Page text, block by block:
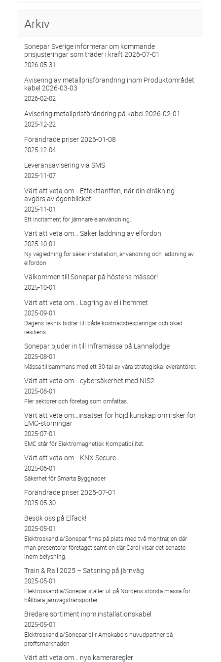
Arkiv
Sonepar Sverige informerar om kommande
prisjusteringar som träder i kraft 2026-07-01
2026-05-31
Avisering av metallprisförändring inom Produktområdet
kabel 2026-03-03
2026-02-02
Avisering metallprisförändring på kabel 2026-02-01
2025-12-22
Förändrade priser 2026-01-08
2025-12-04
Leveransavisering via SMS
2025-11-07
Värt att veta om… Effekttariffen, när din elräkning
avgörs av ögonblicket
2025-11-01
Ett incitament för jämnare elanvändning.
Värt att veta om… Säker laddning av elfordon
2025-10-01
Ny vägledning för säker installation, användning och laddning av
elfordon
Välkommen till Sonepar på höstens mässor!
2025-10-01
Värt att veta om... Lagring av el i hemmet
2025-09-01
Dagens teknik bidrar till både kostnadsbesparingar och ökad
resiliens.
Sonepar bjuder in till Inframässa på Lannalodge
2025-08-01
Mässa tillsammans med ett 30-tal av våra strategiska leverantörer.
Värt att veta om... cybersäkerhet med NIS2
2025-08-01
Fler sektorer och företag som omfattas.
Värt att veta om…insatser för höjd kunskap om risker för
EMC-störningar
2025-07-01
EMC står för Elektromagnetisk Kompatibilitet.
Värt att veta om… KNX Secure
2025-06-01
Säkerhet för Smarta Byggnader
Förändrade priser 2025-07-01
2025-05-30
Besök oss på Elfack!
2025-05-01
Elektroskandia/Sonepar finns på plats med två montrar, en där
man presenterar företaget samt en där Cardi visar det senaste
inom belysning.
Train & Rail 2025 – Satsning på järnväg
2025-05-01
Elektroskandia/Sonepar ställer ut på Nordens största mässa för
hållbara järnvägstransporter.
Bredare sortiment inom installationskabel
2025-05-01
Elektroskandia/Sonepar blir Amokabels huvudpartner på
proffsmarknaden
Värt att veta om... nya kameraregler